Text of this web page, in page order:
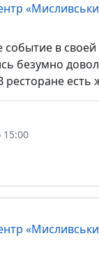
в
безумно
есть
15:00